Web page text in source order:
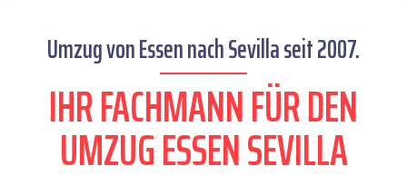
Umzug von Essen nach Sevilla seit 2007.
IHR FACHMANN FÜR DEN
UMZUG ESSEN SEVILLA